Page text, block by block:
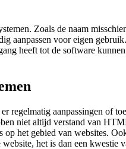
Zoals de naam
aanpassen voor eigen
heeft tot de software
regelmatig aanpassingen of
niet altijd verstand van
op het gebied van websites.
het is dan een kwestie